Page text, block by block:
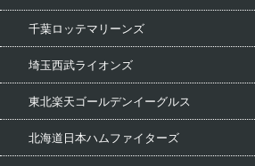
千葉ロッテマリーンズ
埼玉西武ライオンズ
東北楽天ゴールデンイーグルス
北海道日本ハムファイターズ